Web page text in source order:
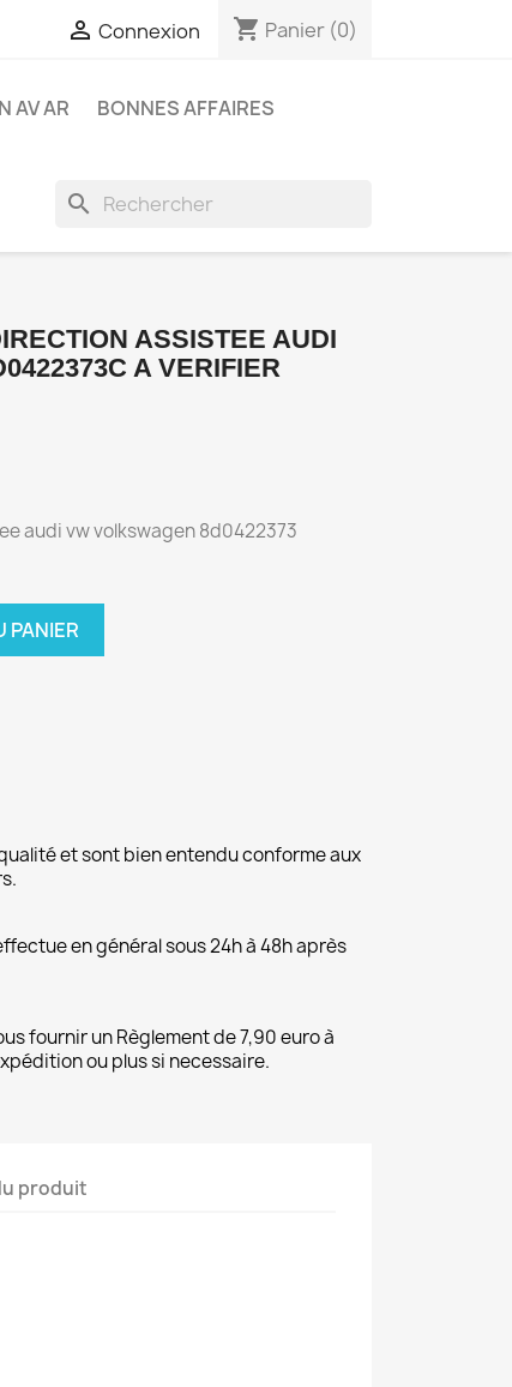
 Connexion shopping_cart Panier (0)
AV AR
BONNES AFFAIRES
search
ASSISTEE AUDI
A VERIFIER
audi vw volkswagen 8d0422373
PANIER
et sont bien entendu conforme aux
en général sous 24h à 48h après
fournir un Règlement de 7,90 euro à
ou plus si necessaire.
produit